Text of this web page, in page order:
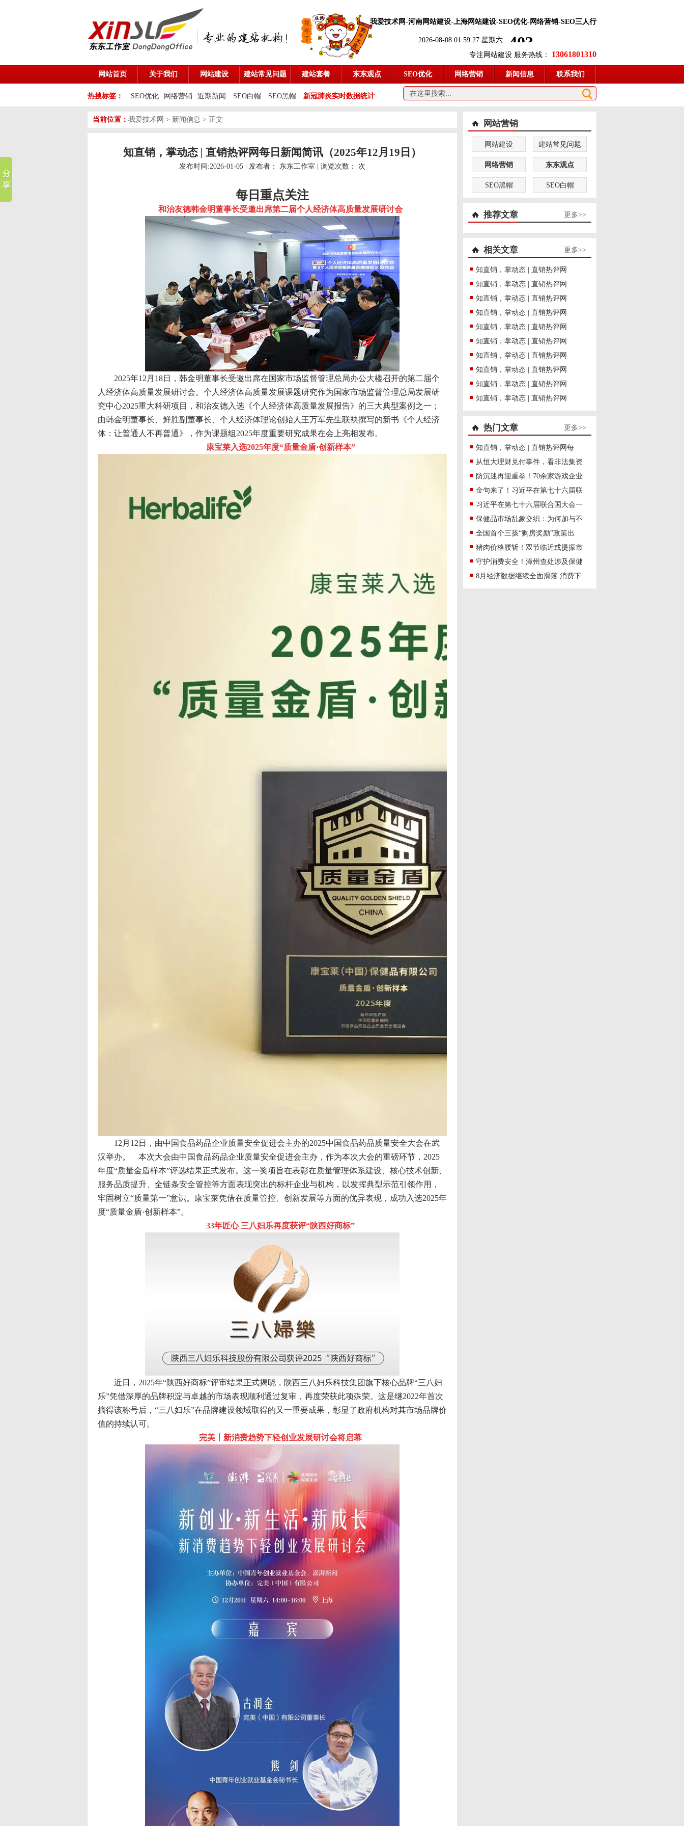
我爱技术网-河南网站建设-上海网站建设-SEO优化-网络营销-SEO三人行
2026-08-08 01:59:29 星期六
专注网站建设 服务热线： 13061801310
网站首页 关于我们 网站建设 建站常见问题 建站套餐 东东观点 SEO优化 网络营销 新闻信息 联系我们
热搜标签： SEO优化 网络营销 近期新闻 SEO白帽 SEO黑帽 新冠肺炎实时数据统计
当前位置： 我爱技术网 > 新闻信息 > 正文
知直销，掌动态 | 直销热评网每日新闻简讯（2025年12月19日）
发布时间:2026-01-05 | 发布者： 东东工作室 | 浏览次数： 次
每日重点关注
和治友德韩金明董事长受邀出席第二届个人经济体高质量发展研讨会
2025年12月18日，韩金明董事长受邀出席在国家市场监督管理总局办公大楼召开的第二届个
人经济体高质量发展研讨会。个人经济体高质量发展课题研究作为国家市场监督管理总局发展研
究中心2025重大科研项目，和治友德入选《个人经济体高质量发展报告》的三大典型案例之一；
由韩金明董事长、鲜胜副董事长、个人经济体理论创始人王万军先生联袂撰写的新书《个人经济
体：让普通人不再普通》，作为课题组2025年度重要研究成果在会上亮相发布。
康宝莱入选2025年度“质量金盾·创新样本”
12月12日，由中国食品药品企业质量安全促进会主办的2025中国食品药品质量安全大会在武
汉举办。 本次大会由中国食品药品企业质量安全促进会主办，作为本次大会的重磅环节，2025
年度“质量金盾样本”评选结果正式发布。这一奖项旨在表彰在质量管理体系建设、核心技术创新、
服务品质提升、全链条安全管控等方面表现突出的标杆企业与机构，以发挥典型示范引领作用，
牢固树立“质量第一”意识。康宝莱凭借在质量管控、创新发展等方面的优异表现，成功入选2025年
度“质量金盾·创新样本”。
33年匠心 三八妇乐再度获评“陕西好商标”
近日，2025年“陕西好商标”评审结果正式揭晓，陕西三八妇乐科技集团旗下核心品牌“三八妇
乐”凭借深厚的品牌积淀与卓越的市场表现顺利通过复审，再度荣获此项殊荣。这是继2022年首次
摘得该称号后，“三八妇乐”在品牌建设领域取得的又一重要成果，彰显了政府机构对其市场品牌价
值的持续认可。
完美丨新消费趋势下轻创业发展研讨会将启幕
网站营销
网站建设 建站常见问题
网络营销 东东观点
SEO黑帽 SEO白帽
推荐文章 更多>>
相关文章 更多>>
知直销，掌动态 | 直销热评网
知直销，掌动态 | 直销热评网
知直销，掌动态 | 直销热评网
知直销，掌动态 | 直销热评网
知直销，掌动态 | 直销热评网
知直销，掌动态 | 直销热评网
知直销，掌动态 | 直销热评网
知直销，掌动态 | 直销热评网
知直销，掌动态 | 直销热评网
知直销，掌动态 | 直销热评网
热门文章 更多>>
知直销，掌动态 | 直销热评网每
从恒大理财兑付事件，看非法集资
防沉迷再迎重拳！70余家游戏企业
金句来了！习近平在第七十六届联
习近平在第七十六届联合国大会一
保健品市场乱象交织：为何加与不
全国首个三孩“购房奖励”政策出
猪肉价格腰斩！双节临近或提振市
守护消费安全！漳州查处涉及保健
8月经济数据继续全面滑落 消费下